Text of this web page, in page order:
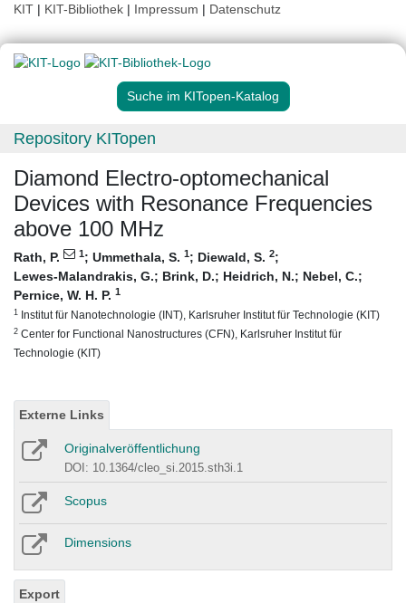
KIT | KIT-Bibliothek | Impressum | Datenschutz
Suche im KITopen-Katalog
Repository KITopen
Diamond Electro-optomechanical
Devices with Resonance Frequencies
above 100 MHz
Rath, P. 1; Ummethala, S. 1; Diewald, S. 2;
Lewes-Malandrakis, G.; Brink, D.; Heidrich, N.; Nebel, C.;
Pernice, W. H. P. 1
1 Institut für Nanotechnologie (INT), Karlsruher Institut für Technologie (KIT)
2 Center for Functional Nanostructures (CFN), Karlsruher Institut für
Technologie (KIT)
Externe Links
Originalveröffentlichung
DOI: 10.1364/cleo_si.2015.sth3i.1
Scopus
Dimensions
Export